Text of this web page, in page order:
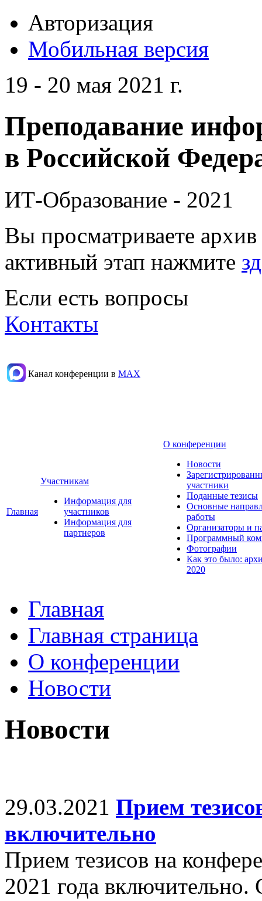
Авторизация
Мобильная версия
19 - 20 мая 2021 г.
Преподавание
в Российской
ИТ-Образование - 2021
Вы просматриваете
активный этап нажмите
Если есть вопросы
Контакты
Канал конференции в МАХ
Главная
Участникам
Информация для
участников
Информация для
партнеров
О конференции
Новости
участники
Поданные тезисы
Основные
работы
Организаторы и
Программный
Фотографии
Как это было:
2020
Главная
Главная страница
О конференции
Новости
Новости
29.03.2021 Прием
включительно
Прием тезисов на
2021 года